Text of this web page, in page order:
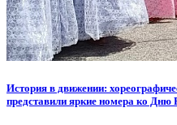
История в движении:
представили яркие номера ко Дню